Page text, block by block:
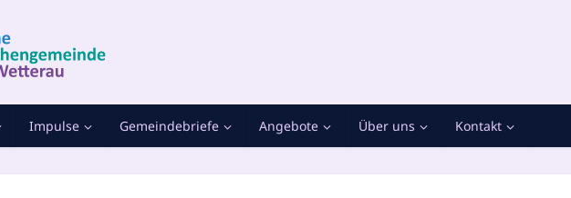
Impulse Gemeindebriefe Angebote Über uns Kontakt